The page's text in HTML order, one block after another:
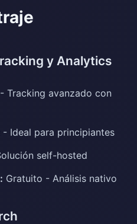
y Analytics
Tracking avanzado con
- Ideal para principiantes
self-hosted
Gratuito - Análisis nativo